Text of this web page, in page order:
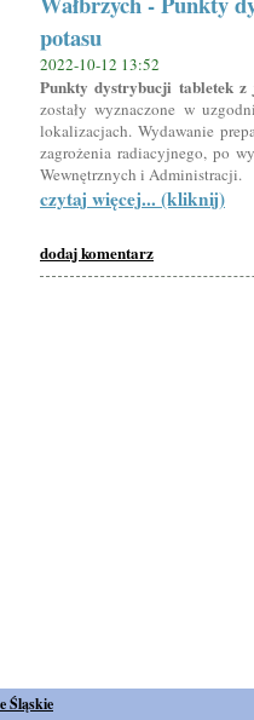
potasu
2022-10-12 13:52
Punkty dystrybucji tabletek z
zostały wyznaczone w
lokalizacjach. Wydawanie
zagrożenia radiacyjnego, po
Wewnętrznych i Administracji.
czytaj więcej... (kliknij)
dodaj komentarz
Śląskie